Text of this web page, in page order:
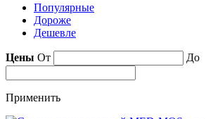
Популярные
Дороже
Дешевле
Цены От До
Применить